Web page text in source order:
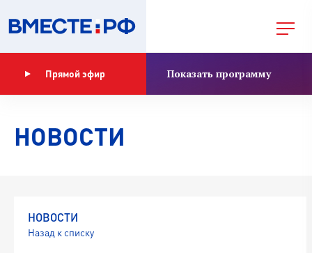
Прямой эфир Показать программу
НОВОСТИ
НОВОСТИ
Назад к списку